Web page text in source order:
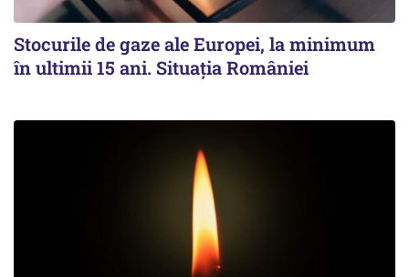
Stocurile de gaze ale Europei, la minimum
în ultimii 15 ani. Situația României